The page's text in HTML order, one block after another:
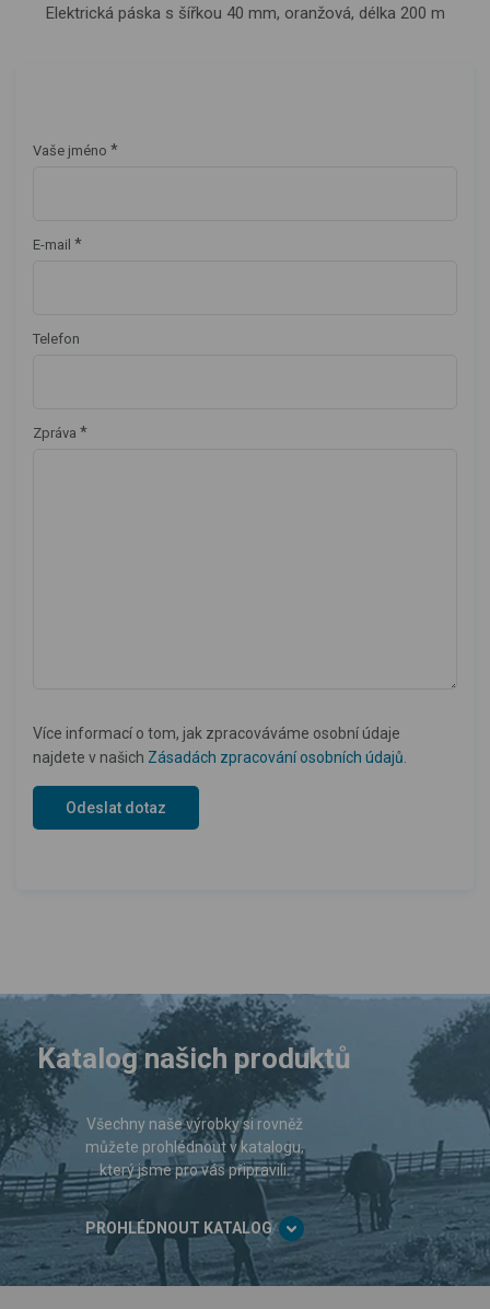
Elektrická páska s šířkou 40 mm, oranžová, délka 200 m
Vaše jméno *
E-mail *
Telefon
Zpráva *
Více informací o tom, jak zpracováváme osobní údaje
najdete v našich Zásadách zpracování osobních údajů
Katalog našich produktů
Všechny naše výrobky si rovněž
můžete prohlédnout v katalogu,
který jsme pro vás připravili.
PROHLÉDNOUT KATALOG